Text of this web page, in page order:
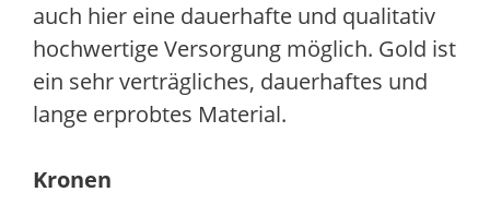
auch hier eine dauerhafte und qualitativ
hochwertige Versorgung möglich. Gold ist
ein sehr verträgliches, dauerhaftes und
lange erprobtes Material.
Kronen